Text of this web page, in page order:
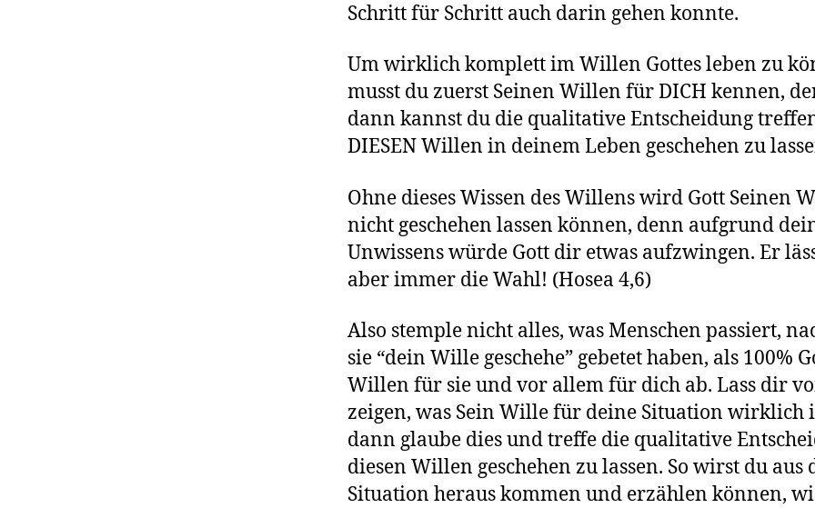
Schritt für Schritt auch darin gehen konnte.
Um wirklich komplett im Willen Gottes leben zu
musst du zuerst Seinen Willen für DICH kennen,
dann kannst du die qualitative Entscheidung
DIESEN Willen in deinem Leben geschehen zu
Ohne dieses Wissen des Willens wird Gott Seinen
nicht geschehen lassen können, denn aufgrund
Unwissens würde Gott dir etwas aufzwingen. Er
aber immer die Wahl! (Hosea 4,6)
Also stemple nicht alles, was Menschen passiert,
sie “dein Wille geschehe” gebetet haben, als 100%
Willen für sie und vor allem für dich ab. Lass dir
zeigen, was Sein Wille für deine Situation wirklich
dann glaube dies und treffe die qualitative
diesen Willen geschehen zu lassen. So wirst du aus
Situation heraus kommen und erzählen können,